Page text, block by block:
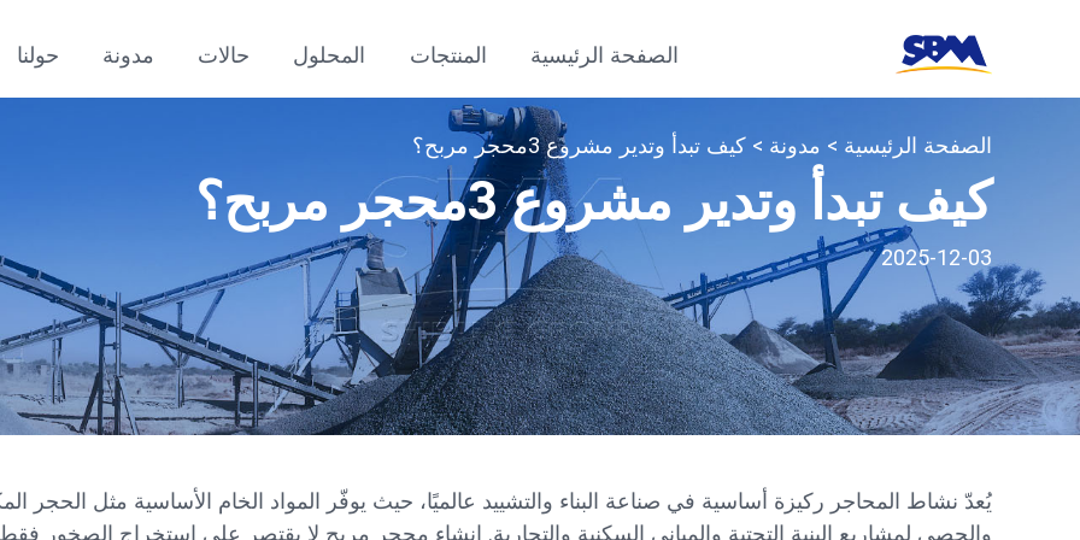
الصفحة الرئيسية المنتجات المحلول حالات مدونة حولنا
الصفحة الرئيسية > مدونة > كيف تبدأ وتدير مشروع 3محجر مربح؟
كيف تبدأ وتدير مشروع 3محجر مربح؟
2025-12-03
يُعدّ نشاط المحاجر ركيزة أساسية في صناعة البناء والتشييد عالميًا، حيث يوفّر المواد الخام الأساسية مثل الحجر
والحصى لمشاريع البنية التحتية والمباني السكنية والتجارية. إنشاء محجر مربح لا يقتصر على استخراج الصخور